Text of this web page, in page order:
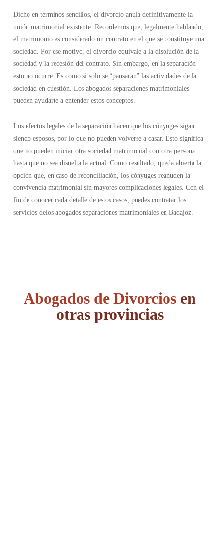
Dicho en términos sencillos, el divorcio anula definitivamente la
unión matrimonial existente. Recordemos que, legalmente hablando,
el matrimonio es considerado un contrato en el que se constituye una
sociedad. Por ese motivo, el divorcio equivale a la disolución de la
sociedad y la recesión del contrato. Sin embargo, en la separación
esto no ocurre. Es como si solo se “pausaran” las actividades de la
sociedad en cuestión. Los abogados separaciones matrimoniales
pueden ayudarte a entender estos conceptos.
Los efectos legales de la separación hacen que los cónyuges sigan
siendo esposos, por lo que no pueden volverse a casar. Esto significa
que no pueden iniciar otra sociedad matrimonial con otra persona
hasta que no sea disuelta la actual. Como resultado, queda abierta la
opción que, en caso de reconciliación, los cónyuges reanuden la
convivencia matrimonial sin mayores complicaciones legales. Con el
fin de conocer cada detalle de estos casos, puedes contratar los
servicios delos abogados separaciones matrimoniales en Badajoz.
Abogados de Divorcios en
otras provincias